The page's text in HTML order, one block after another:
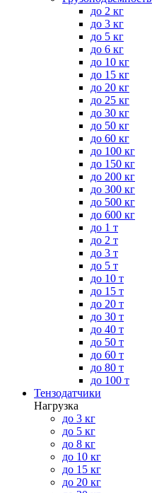
до 2 кг
до 3 кг
до 5 кг
до 6 кг
до 10 кг
до 15 кг
до 20 кг
до 25 кг
до 30 кг
до 50 кг
до 60 кг
до 100 кг
до 150 кг
до 200 кг
до 300 кг
до 500 кг
до 600 кг
до 1 т
до 2 т
до 3 т
до 5 т
до 10 т
до 15 т
до 20 т
до 30 т
до 40 т
до 50 т
до 60 т
до 80 т
до 100 т
Тензодатчики
Нагрузка
до 3 кг
до 5 кг
до 8 кг
до 10 кг
до 15 кг
до 20 кг